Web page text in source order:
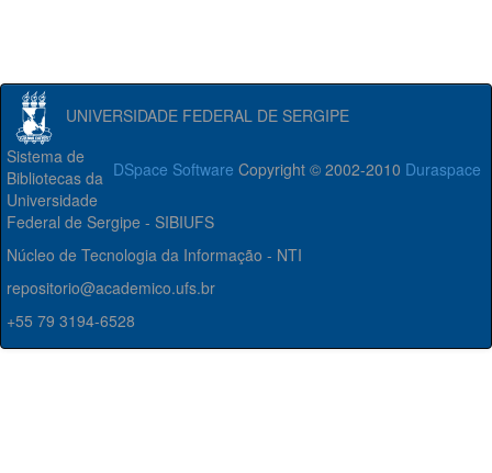
UNIVERSIDADE FEDERAL DE SERGIPE
DSpace Software Copyright © 2002-2010 Duraspace
Sistema de
Bibliotecas da
Universidade
Federal de Sergipe - SIBIUFS
Núcleo de Tecnologia da Informação - NTI
repositorio@academico.ufs.br
+55 79 3194-6528